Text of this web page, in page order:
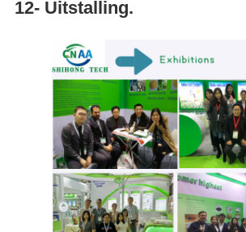
12- Uitstalling.